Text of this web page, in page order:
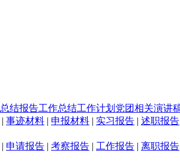
总结报告工作总结工作计划 党团相关演讲
| 事迹材料 | 申报材料 | 实习报告 | 述职报告
| 申请报告 | 考察报告 | 工作报告 | 离职报告